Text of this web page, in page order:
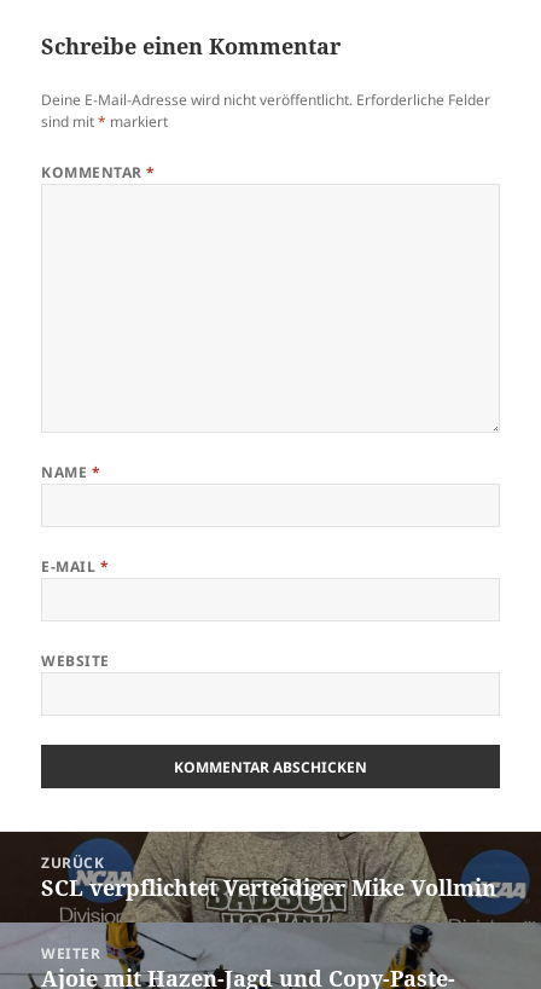
Schreibe einen Kommentar
Deine E-Mail-Adresse wird nicht veröffentlicht. Erforderliche Felder
sind mit* markiert
KOMMENTAR*
NAME *
E-MAIL *
WEBSITE
Beitrags-
Navigation
ZURÜCK
Vorheriger
Beitrag:
SCL verpflichtet Verteidiger Mike Vollmin
WEITER
Nächster
Ajoie mit Hazen-Jagd und Copy-Paste-